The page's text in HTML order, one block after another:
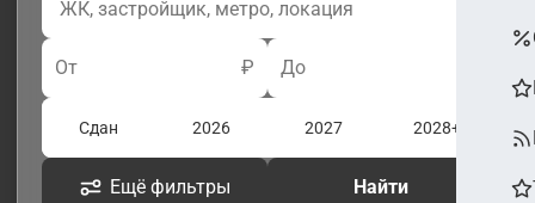
От ₽ До
Сдан 2026 2027 2028+
Ещё фильтры Найти